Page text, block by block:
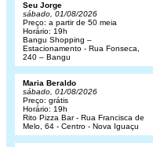
Seu Jorge
sábado, 01/08/2026
Preço: a partir de 50 meia
Horário: 19h
Bangu Shopping –
Estacionamento - Rua Fonseca,
240 – Bangu
Maria Beraldo
sábado, 01/08/2026
Preço: grátis
Horário: 19h
Rito Pizza Bar - Rua Francisca de
Melo, 64 - Centro - Nova Iguaçu